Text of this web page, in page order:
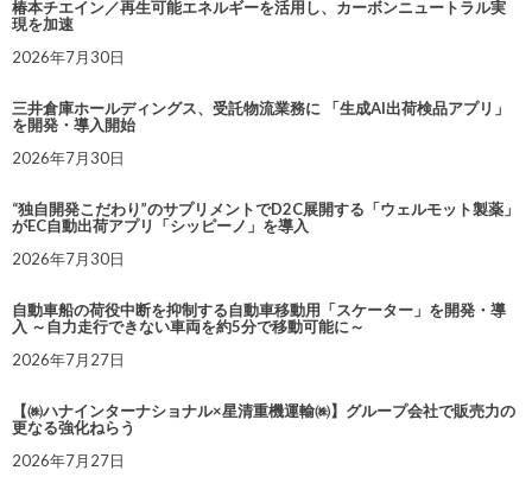
椿本チエイン／再生可能エネルギーを活用し、カーボンニュートラル実
現を加速
2026年7月30日
三井倉庫ホールディングス、受託物流業務に 「生成AI出荷検品アプリ」
を開発・導入開始
2026年7月30日
“独自開発こだわり”のサプリメントでD2C展開する「ウェルモット製薬」
がEC自動出荷アプリ「シッピーノ」を導入
2026年7月30日
自動車船の荷役中断を抑制する自動車移動用「スケーター」を開発・導
入 ～自力走行できない車両を約5分で移動可能に～
2026年7月27日
【㈱ハナインターナショナル×星清重機運輸㈱】グループ会社で販売力の
更なる強化ねらう
2026年7月27日